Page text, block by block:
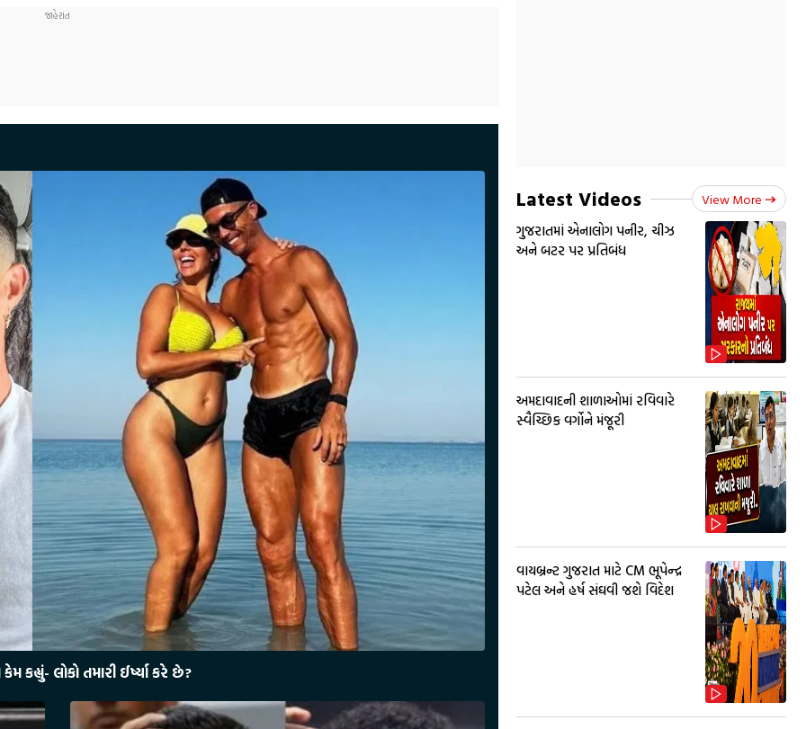
કહ્યું- લોકો તમારી ઈર્ષ્યા કરે છે?
Latest Videos View More
ગુજરાતમાં એનાલોગ પનીર, ચીઝ
અને બટર પર પ્રતિબંધ
અમદાવાદની શાળાઓમાં રવિવારે
સ્વૈચ્છિક વર્ગોને મંજૂરી
વાયબ્રન્ટ ગુજરાત માટે CM ભૂપેન્દ્ર
પટેલ અને હર્ષ સંઘવી જશે વિદેશ